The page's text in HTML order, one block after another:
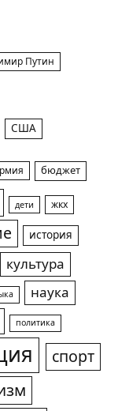
Путин
США
бюджет
дети жкх
история
культура
наука
политика
спорт